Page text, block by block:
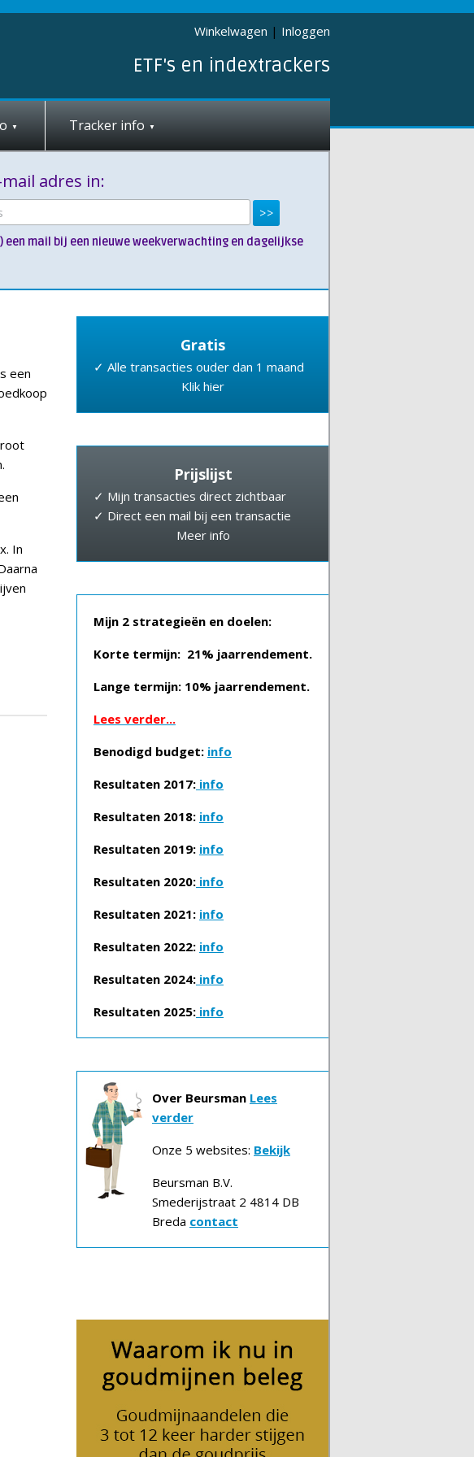
Winkelwagen | Inloggen
ETF's en indextrackers
Tracker info
adres in:
een mail bij een nieuwe weekverwachting en dagelijkse
een
In
Gratis
✓ Alle transacties ouder dan 1 maand
Klik hier
Prijslijst
✓ Mijn transacties direct zichtbaar
✓ Direct een mail bij een transactie
Meer info
Mijn 2 strategieën en doelen:
Korte termijn: 21% jaarrendement.
Lange termijn: 10% jaarrendement.
Lees verder...
Benodigd budget: info
Resultaten 2017: info
Resultaten 2018: info
Resultaten 2019: info
Resultaten 2020: info
Resultaten 2021: info
Resultaten 2022: info
Resultaten 2024: info
Resultaten 2025: info
Over Beursman Lees
verder
Onze 5 websites: Bekijk
Beursman B.V.
Smederijstraat 2 4814 DB
Breda contact